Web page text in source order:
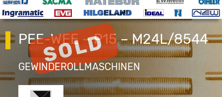
PEE-WEE – P15 – M24L/8544
GEWINDEROLLMASCHINEN